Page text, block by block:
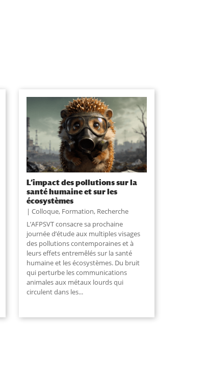
L’impact des pollutions sur la
santé humaine et sur les
écosystèmes
Colloque, Formation, Recherche
L’AFPSVT consacre sa prochaine
journée d’étude aux multiples visages
des pollutions contemporaines et à
leurs effets entremêlés sur la santé
humaine et les écosystèmes. Du bruit
qui perturbe les communications
animales aux métaux lourds qui
circulent dans les...